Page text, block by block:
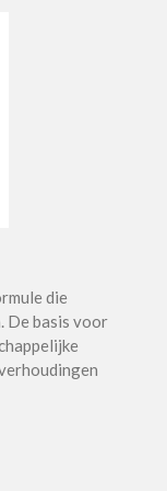
die
De basis voor